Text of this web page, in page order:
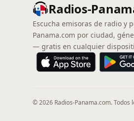
Radios-
Escucha emisoras de radio y
Panama.com por ciudad,
— gratis en cualquier
© 2026 Radios-Panama.com. Todos